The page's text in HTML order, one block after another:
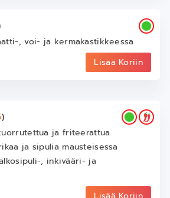
, voi- ja kermakastikkeessa
Lisää Koriin
)
ja friteerattua
ja sipulia mausteisessa
, inkivääri- ja